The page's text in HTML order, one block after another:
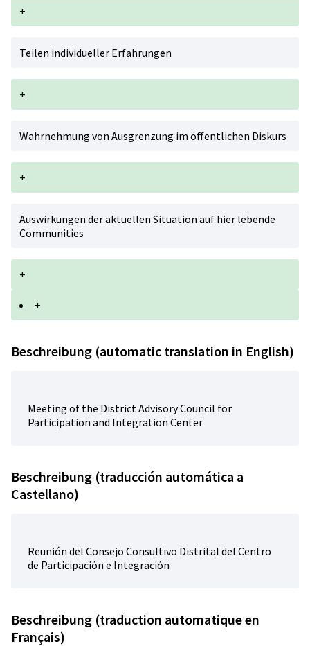
+
Teilen individueller Erfahrungen
+
Wahrnehmung von Ausgrenzung im öffentlichen Diskurs
+
Auswirkungen der aktuellen Situation auf hier lebende
Communities
+
+
Beschreibung (automatic translation in English)
Meeting of the District Advisory Council for
Participation and Integration Center
Beschreibung (traducción automática a
Castellano)
Reunión del Consejo Consultivo Distrital del Centro
de Participación e Integración
Beschreibung (traduction automatique en
Français)